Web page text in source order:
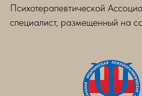
Психотерапевтической
специалист, размещенный на